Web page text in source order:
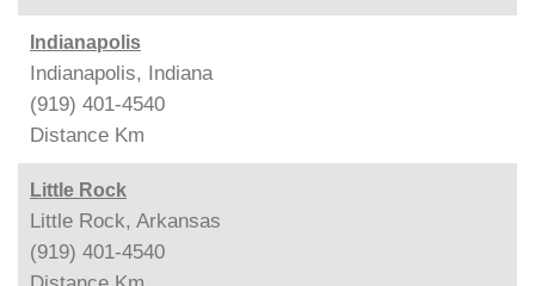
Indianapolis
Indianapolis, Indiana
(919) 401-4540
Distance Km
Little Rock
Little Rock, Arkansas
(919) 401-4540